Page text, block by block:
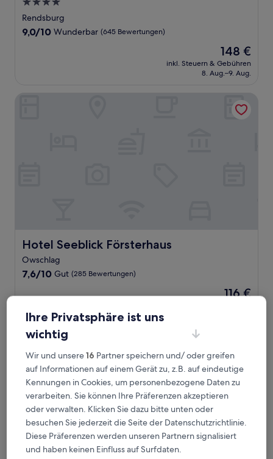
4.0-
Sterne-
Unterkunft
Rendsburg
9.0
9,0/10 Wunderbar (645 Bewertungen)
Der
Preis
beträgt
148 €
inkl. Steuern & Gebühren
8. Aug.–9. Aug.
Hotel Seeblick Försterhaus
Hotel Seeblick Försterhaus
Owschlag
7.6
10,
(285
Bewertungen)
7,6/10 Gut (285 Bewertungen)
Der
116 €
Hotel Heidehof Garni
Ihre Privatsphäre ist uns
wichtig
Wir und unsere16 Partner speichern und/ oder greifen
auf Informationen auf einem Gerät zu, z.B. auf eindeutige
Kennungen in Cookies, um personenbezogene Daten zu
verarbeiten. Sie können Ihre Präferenzen akzeptieren
oder verwalten. Klicken Sie dazu bitte unten oder
besuchen Sie jederzeit die Seite der Datenschutzrichtlinie.
Diese Präferenzen werden unseren Partnern signalisiert
und haben keinen Einfluss auf Surfdaten.